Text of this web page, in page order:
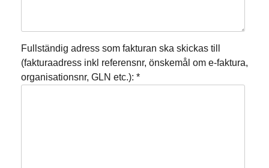
Fullständig adress som fakturan ska skickas till
(fakturaadress inkl referensnr, önskemål om e-faktura,
organisationsnr, GLN etc.): *